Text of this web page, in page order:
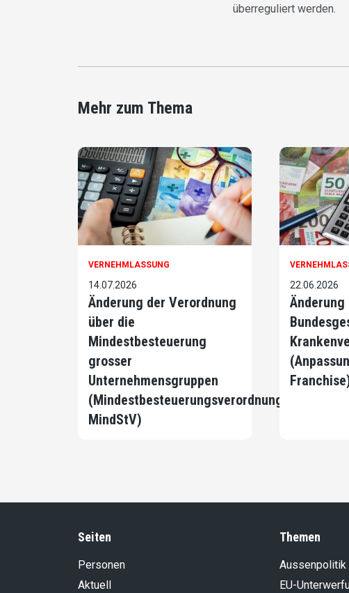
überreguliert werden.
Mehr zum Thema
VERNEHMLASSUNG
14.07.2026
Änderung der Verordnung
über die
Mindestbesteuerung
grosser
Unternehmensgruppen
(Mindestbesteuerungsverordnung,
MindStV)
22.06.2026
Änderung
Seiten
Personen
Aktuell
Themen
Aussenpolitik
EU-